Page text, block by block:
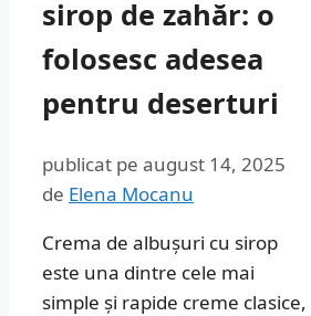
sirop de zahăr: o
folosesc adesea
pentru deserturi
publicat pe august 14, 2025
de Elena Mocanu
Crema de albușuri cu sirop
este una dintre cele mai
simple și rapide creme clasice,